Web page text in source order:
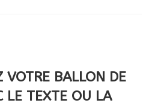
VOTRE BALLON DE
LE TEXTE OU LA